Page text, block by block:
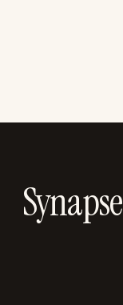
Synapse